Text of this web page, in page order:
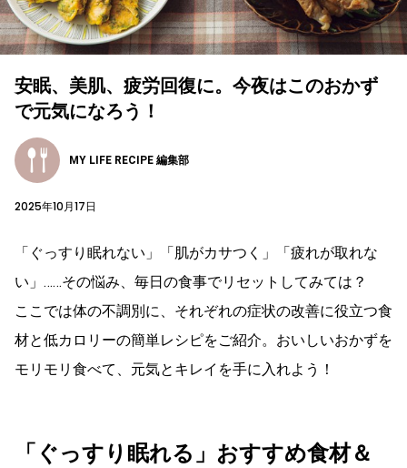
安眠、美肌、疲労回復に。今夜はこのおかず
で元気になろう！
MY LIFE RECIPE 編集部
2025年10月17日
「ぐっすり眠れない」「肌がカサつく」「疲れが取れな
い」……その悩み、毎日の食事でリセットしてみては？
ここでは体の不調別に、それぞれの症状の改善に役立つ食
材と低カロリーの簡単レシピをご紹介。おいしいおかずを
モリモリ食べて、元気とキレイを手に入れよう！
「ぐっすり眠れる」おすすめ食材＆